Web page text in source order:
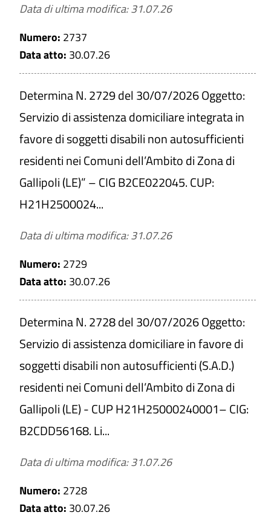
Data di ultima modifica: 31.07.26
Numero: 2737
Data atto: 30.07.26
Determina N. 2729 del 30/07/2026 Oggetto:
Servizio di assistenza domiciliare integrata in
favore di soggetti disabili non autosufficienti
residenti nei Comuni dell’Ambito di Zona di
Gallipoli (LE)” – CIG B2CE022045. CUP:
H21H2500024...
Data di ultima modifica: 31.07.26
Numero: 2729
Data atto: 30.07.26
Determina N. 2728 del 30/07/2026 Oggetto:
Servizio di assistenza domiciliare in favore di
soggetti disabili non autosufficienti (S.A.D.)
residenti nei Comuni dell’Ambito di Zona di
Gallipoli (LE) - CUP H21H25000240001– CIG:
B2CDD56168. Li...
Data di ultima modifica: 31.07.26
Numero: 2728
Data atto: 30.07.26